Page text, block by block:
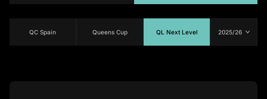
QC Spain Queens Cup QL Next Level